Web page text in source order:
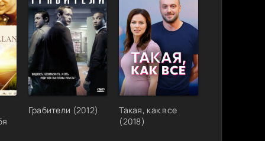
2.71 GB 1 1
370.11
1 0
MB
0
от
749.22
MB
| D |
Грабители (2012)
Такая, как все
(2018)